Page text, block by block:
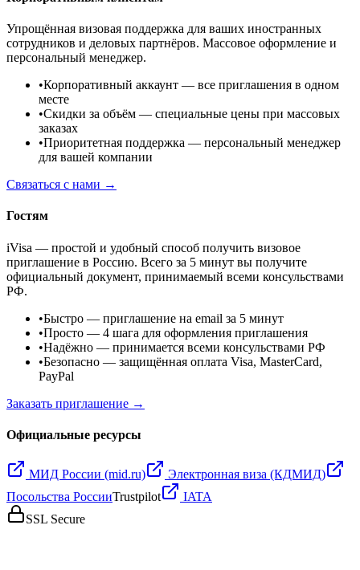
Упрощённая визовая поддержка для ваших иностранных
сотрудников и деловых партнёров. Массовое оформление и
персональный менеджер.
•Корпоративный аккаунт — все приглашения в одном
месте
•Скидки за объём — специальные цены при массовых
заказах
•Приоритетная поддержка — персональный менеджер
для вашей компании
Связаться с нами →
Гостям
iVisa — простой и удобный способ получить визовое
приглашение в Россию. Всего за 5 минут вы получите
официальный документ, принимаемый всеми консульствами
РФ.
•Быстро — приглашение на email за 5 минут
•Просто — 4 шага для оформления приглашения
•Надёжно — принимается всеми консульствами РФ
•Безопасно — защищённая оплата Visa, MasterCard,
PayPal
Заказать приглашение →
Официальные ресурсы
МИД России (mid.ru)
Электронная виза (КДМИД)
Посольства РоссииTrustpilot
IATA
SSL Secure